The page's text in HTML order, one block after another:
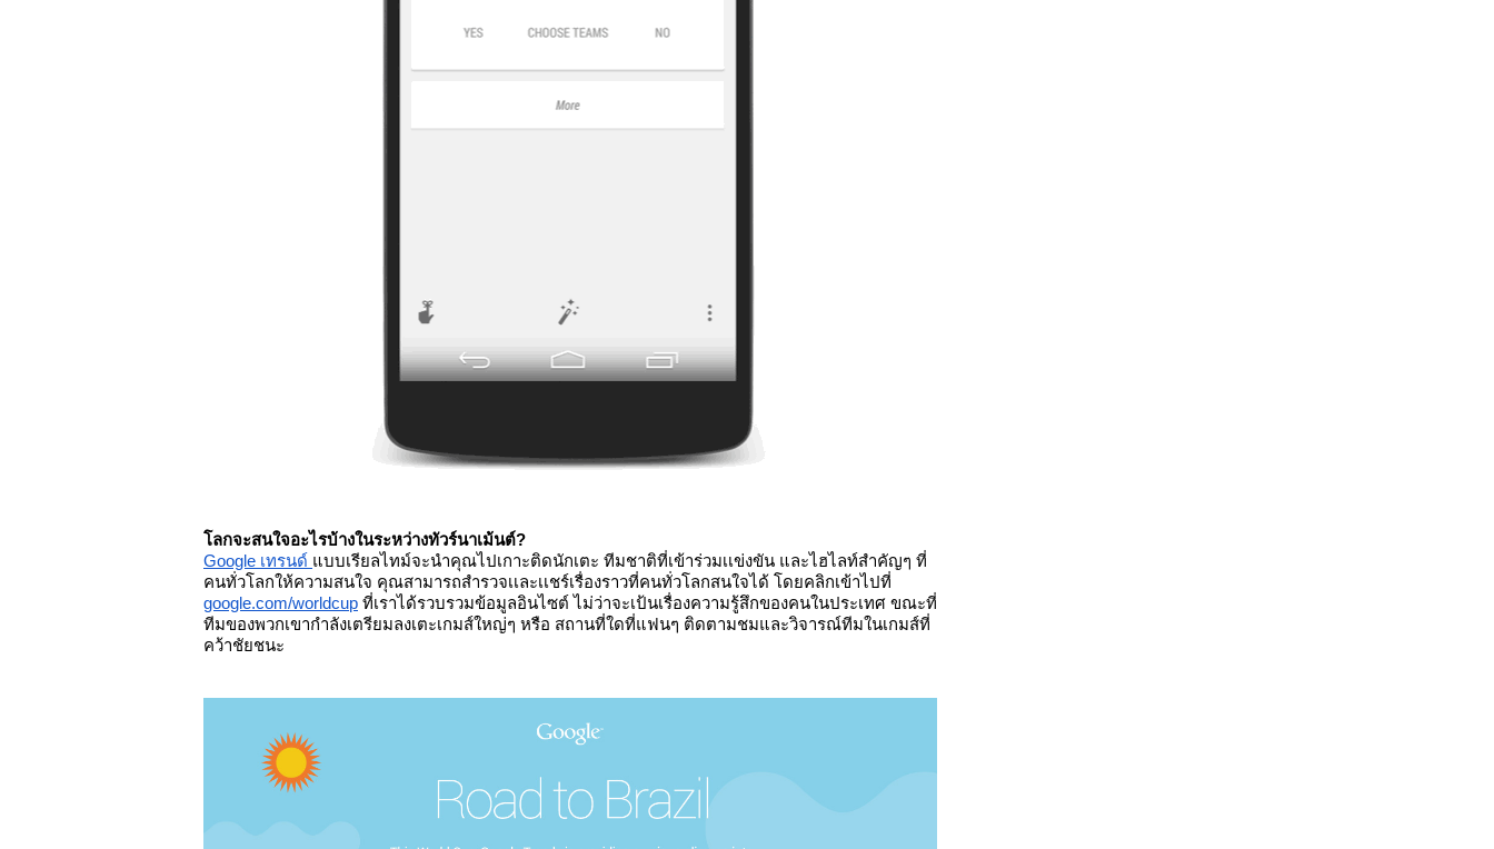
โลกจะสนใจอะไรบ้างในระหว่างทัวร์นาเม้นต์?
Google เทรนด์ แบบเรียลไทม์จะนำคุณไปเกาะติดนักเตะ ทีมชาติที่เข้าร่วมเเข่งขัน และไฮไลท์สำคัญๆ ที่
google.com/worldcup ที่เราได้รวบรวมข้อมูลอินไซต์ ไม่ว่าจะเป้นเรื่องความรู้สึกของคนในประเทศ ขณะที่
ทีมของพวกเขากำลังเตรียมลงเตะเกมส์ใหญ่ๆ หรือ สถานที่ใดที่แฟนๆ ติดตามชมและวิจารณ์ทีมในเกมส์ที่
คว้าชัยชนะ